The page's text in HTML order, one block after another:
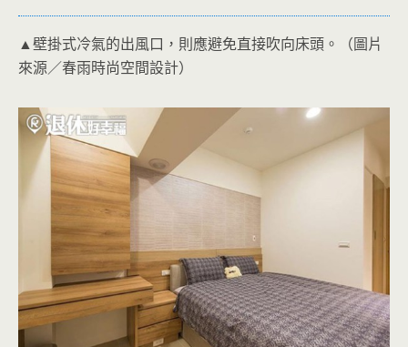
▲壁掛式冷氣的出風口，則應避免直接吹向床頭。（圖片
來源／春雨時尚空間設計）